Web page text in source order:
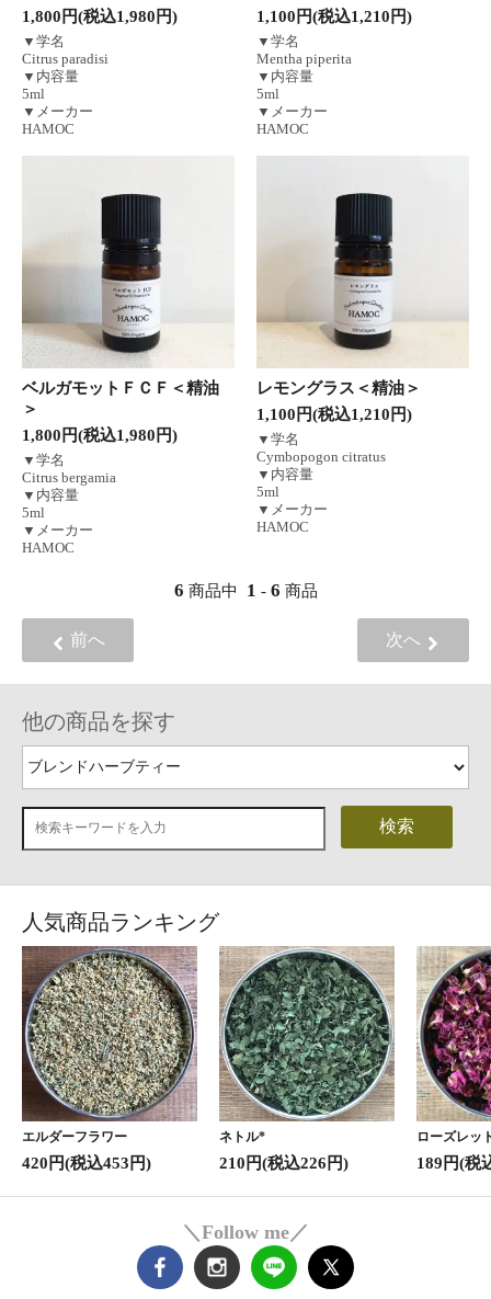
1,800円(税込1,980円)
▼学名
Citrus paradisi
▼内容量
5ml
▼メーカー
HAMOC
1,100円(税込1,210円)
▼学名
Mentha piperita
▼内容量
5ml
▼メーカー
HAMOC
ベルガモットＦＣＦ＜精油
＞
1,800円(税込1,980円)
▼学名
Citrus bergamia
▼内容量
5ml
▼メーカー
HAMOC
レモングラス＜精油＞
1,100円(税込1,210円)
▼学名
Cymbopogon citratus
▼内容量
5ml
▼メーカー
HAMOC
6 商品中 1 -6 商品
前へ 次へ
他の商品を探す
検索
人気商品ランキング
エルダーフラワー
420円(税込453円)
ネトル*
210円(税込226円)
ローズレッ
189円(税
＼Follow me／